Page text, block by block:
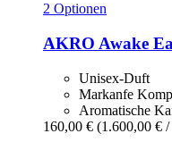
2 Optionen
AKRO Awake
Unisex-Duft
Markanfe
Aromatische
160,00 € (1.600,00 €